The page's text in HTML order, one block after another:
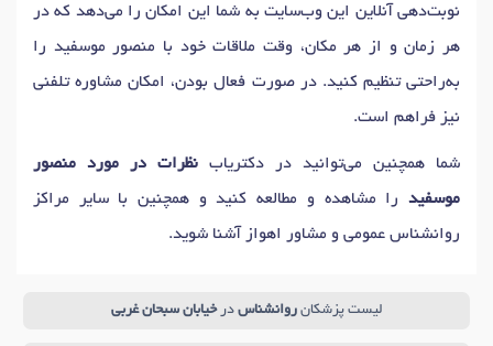
نوبت‌دهی آنلاین این وب‌سایت به شما این امکان را می‌دهد که در
هر زمان و از هر مکان، وقت ملاقات خود با منصور موسفید را
به‌راحتی تنظیم کنید. در صورت فعال بودن، امکان مشاوره تلفنی
نیز فراهم است.
شما همچنین می‌توانید در دکتریاب نظرات در مورد منصور
موسفید را مشاهده و مطالعه کنید و همچنین با سایر مراکز
روانشناس عمومی و مشاور اهواز آشنا شوید.
لیست پزشکانروانشناس درخیابان سبحان غربی